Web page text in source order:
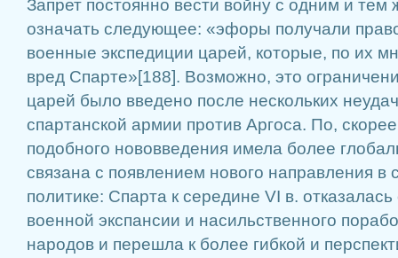
Запрет постоянно вести войну с одним и тем
означать следующее: «эфоры получали
военные экспедиции царей, которые, по их
вред Спарте»[188]. Возможно, это
царей было введено после нескольких
спартанской армии против Аргоса. По,
подобного нововведения имела более
связана с появлением нового направления в
политике: Спарта к середине VI в.
военной экспансии и насильственного
народов и перешла к более гибкой и